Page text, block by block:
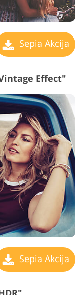
Sepia Akcija
Effect"
Sepia Akcija